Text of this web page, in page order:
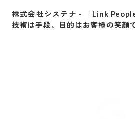
株式会社システナ -
「Link
技術は手段、目的はお客様の笑顔